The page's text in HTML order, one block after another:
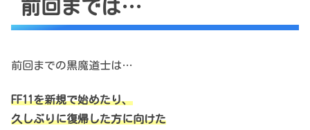
前回までは…
前回までの黒魔道士は…
FF11を新規で始めたり、
久しぶりに復帰した方に向けた